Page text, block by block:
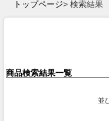
こだわりのお酒
いつものお酒
ギフトのお酒
Gekkeikan Studio
(ノンアルコール日本
リキュール・梅酒ほか
ドイツビール
甘酒
奈良漬
京都伏見の
トップページ 検索結果
商品検索結果一覧
並